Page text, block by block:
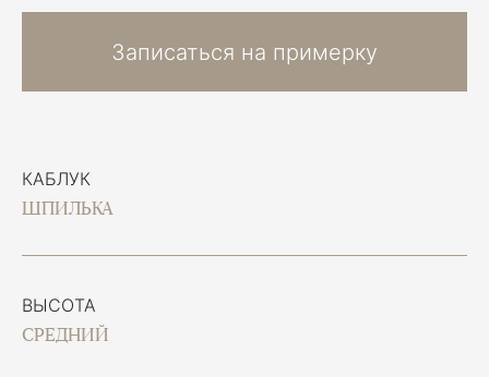
КАБЛУК
ШПИЛЬКА
ВЫСОТА
СРЕДНИЙ
Записаться на примерку